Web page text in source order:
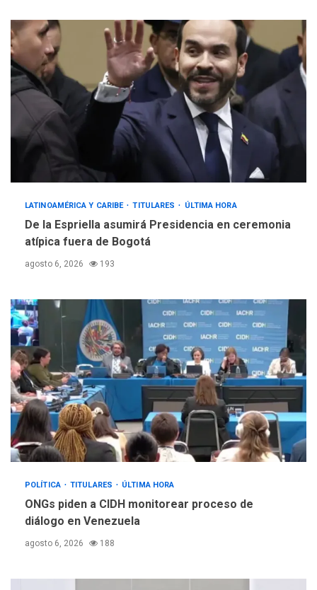
LATINOAMÉRICA Y CARIBE TITULARES ÚLTIMA HORA
De la Espriella asumirá Presidencia en ceremonia
atípica fuera de Bogotá
agosto 6, 2026 193
POLÍTICA TITULARES ÚLTIMA HORA
ONGs piden a CIDH monitorear proceso de
diálogo en Venezuela
agosto 6, 2026 188